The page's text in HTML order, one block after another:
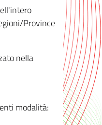
Province
nella
modalità: